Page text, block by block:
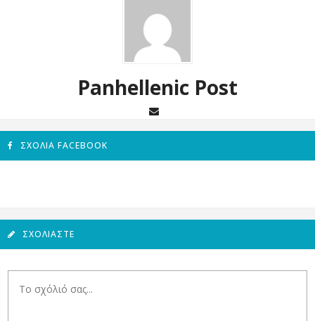
Panhellenic Post
ΣΧΌΛΙΑ FACEBOOK
ΣΧΟΛΙΆΣΤΕ